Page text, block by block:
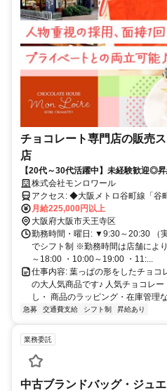
チョコレート専門店の販売
店
【20代～30代活躍中】未経験歓迎◎
ートとの両立ができます！
株式会社モンロワール
アクセス: ◆大阪メトロ谷町線
月給225,000円以上
大阪府大阪市天王寺区
勤務時間・曜日: ▼9:30～20:30 （
でシフト制 ※勤務時間は店舗によ
～18:00 ・10:00～19:00 ・11:...
仕事内容: 葉っぱの形をしたチョコ
の大人気商品です♪ 人気チョコレ
し・ 商品のラッピング・在庫管理
急募 交通費支給 シフト制 昇給あり
業務委託
中古ブランドバッグ・ジュ